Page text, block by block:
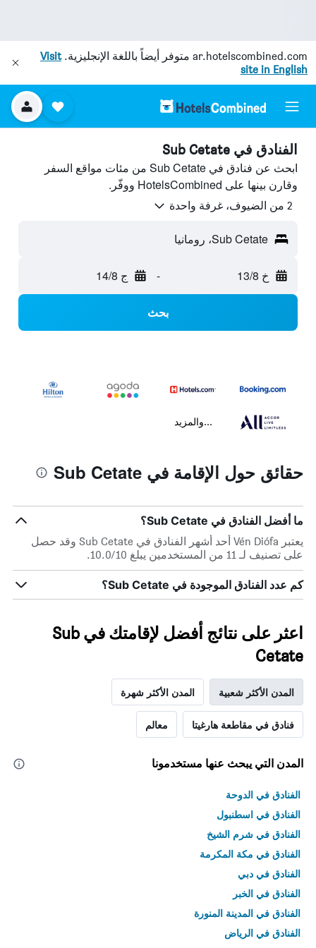
ar.hotelscombined.com متوفر أيضاً باللغة الإنجليزية.Visit
site in English
الفنادق في Sub Cetate
ابحث عن فنادق في Sub Cetate من مئات مواقع السفر
وقارن بينها على HotelsCombined ووفّر.
2 من الضيوف، غرفة واحدة
Sub Cetate، رومانيا
خ 13/8 - ج 14/8
بحث
...والمزيد
حقائق حول الإقامة في Sub Cetate
ما أفضل الفنادق في Sub Cetate؟
يعتبر Vén Diófa أحد أشهر الفنادق في Sub Cetate وقد حصل
على تصنيف لـ 11 من المستخدمين يبلغ 10.0/10.
كم عدد الفنادق الموجودة في Sub Cetate؟
اعثر على نتائج أفضل لإقامتك في Sub
Cetate
المدن الأكثر شعبية المدن الأكثر شهرة
فنادق في مقاطعة هارغيتا معالم
المدن التي يبحث عنها مستخدمونا
الفنادق في الدوحة
الفنادق في اسطنبول
الفنادق في شرم الشيخ
الفنادق في مكة المكرمة
الفنادق في دبي
الفنادق في الخبر
الفنادق في المدينة المنورة
الفنادق في الرياض